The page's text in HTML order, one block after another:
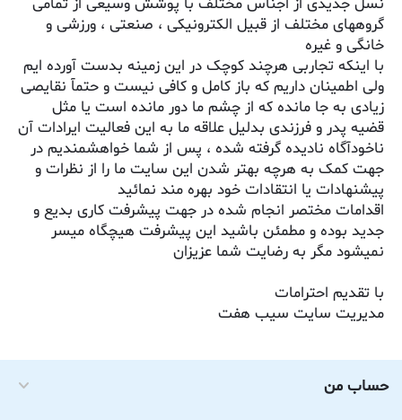
گروههای مختلف از قبیل الکترونیکی ، صنعتی ، ورزشی و
خانگی و غیره
با اینکه تجاربی هرچند کوچک در این زمینه بدست آورده ایم
ولی اطمینان داریم که باز کامل و کافی نیست و حتمآ نقایصی
زیادی به جا مانده که از چشم ما دور مانده است یا مثل
قضیه پدر و فرزندی بدلیل علاقه ما به این فعالیت ایرادات آن
ناخودآگاه نادیده گرفته شده ، پس از شما خواهشمندیم در
جهت کمک به هرچه بهتر شدن این سایت ما را از نظرات و
پیشنهادات یا انتقادات خود بهره مند نمائید
اقدامات مختصر انجام شده در جهت پیشرفت کاری بدیع و
جدید بوده و مطمئن باشید این پیشرفت هیچگاه میسر
نمیشود مگر به رضایت شما عزیزان
با تقدیم احترامات
مدیریت سایت سیب هفت
حساب من